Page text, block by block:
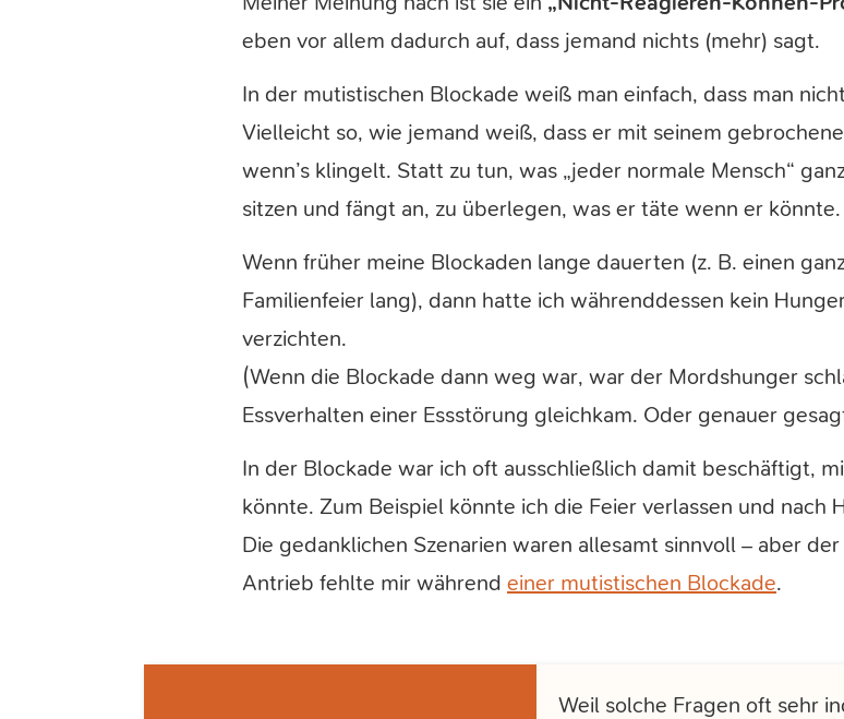
eben vor allem dadurch auf, dass jemand nichts (mehr) sagt.
In der mutistischen Blockade weiß man einfach, dass man
Vielleicht so, wie jemand weiß, dass er mit seinem
wenn’s klingelt. Statt zu tun, was „jeder normale Mensch“
sitzen und fängt an, zu überlegen, was er täte wenn er könnte.
Wenn früher meine Blockaden lange dauerten (z. B. einen
Familienfeier lang), dann hatte ich währenddessen kein
verzichten.
(Wenn die Blockade dann weg war, war der Mordshunger
Essverhalten einer Essstörung gleichkam. Oder genauer
In der Blockade war ich oft ausschließlich damit beschäftigt,
könnte. Zum Beispiel könnte ich die Feier verlassen und nach
Die gedanklichen Szenarien waren allesamt sinnvoll – aber
Antrieb fehlte mir während einer mutistischen Blockade.
Weil solche Fragen oft sehr